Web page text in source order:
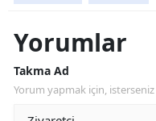
Yorumlar
Takma Ad
Yorum yapmak için, isterseniz